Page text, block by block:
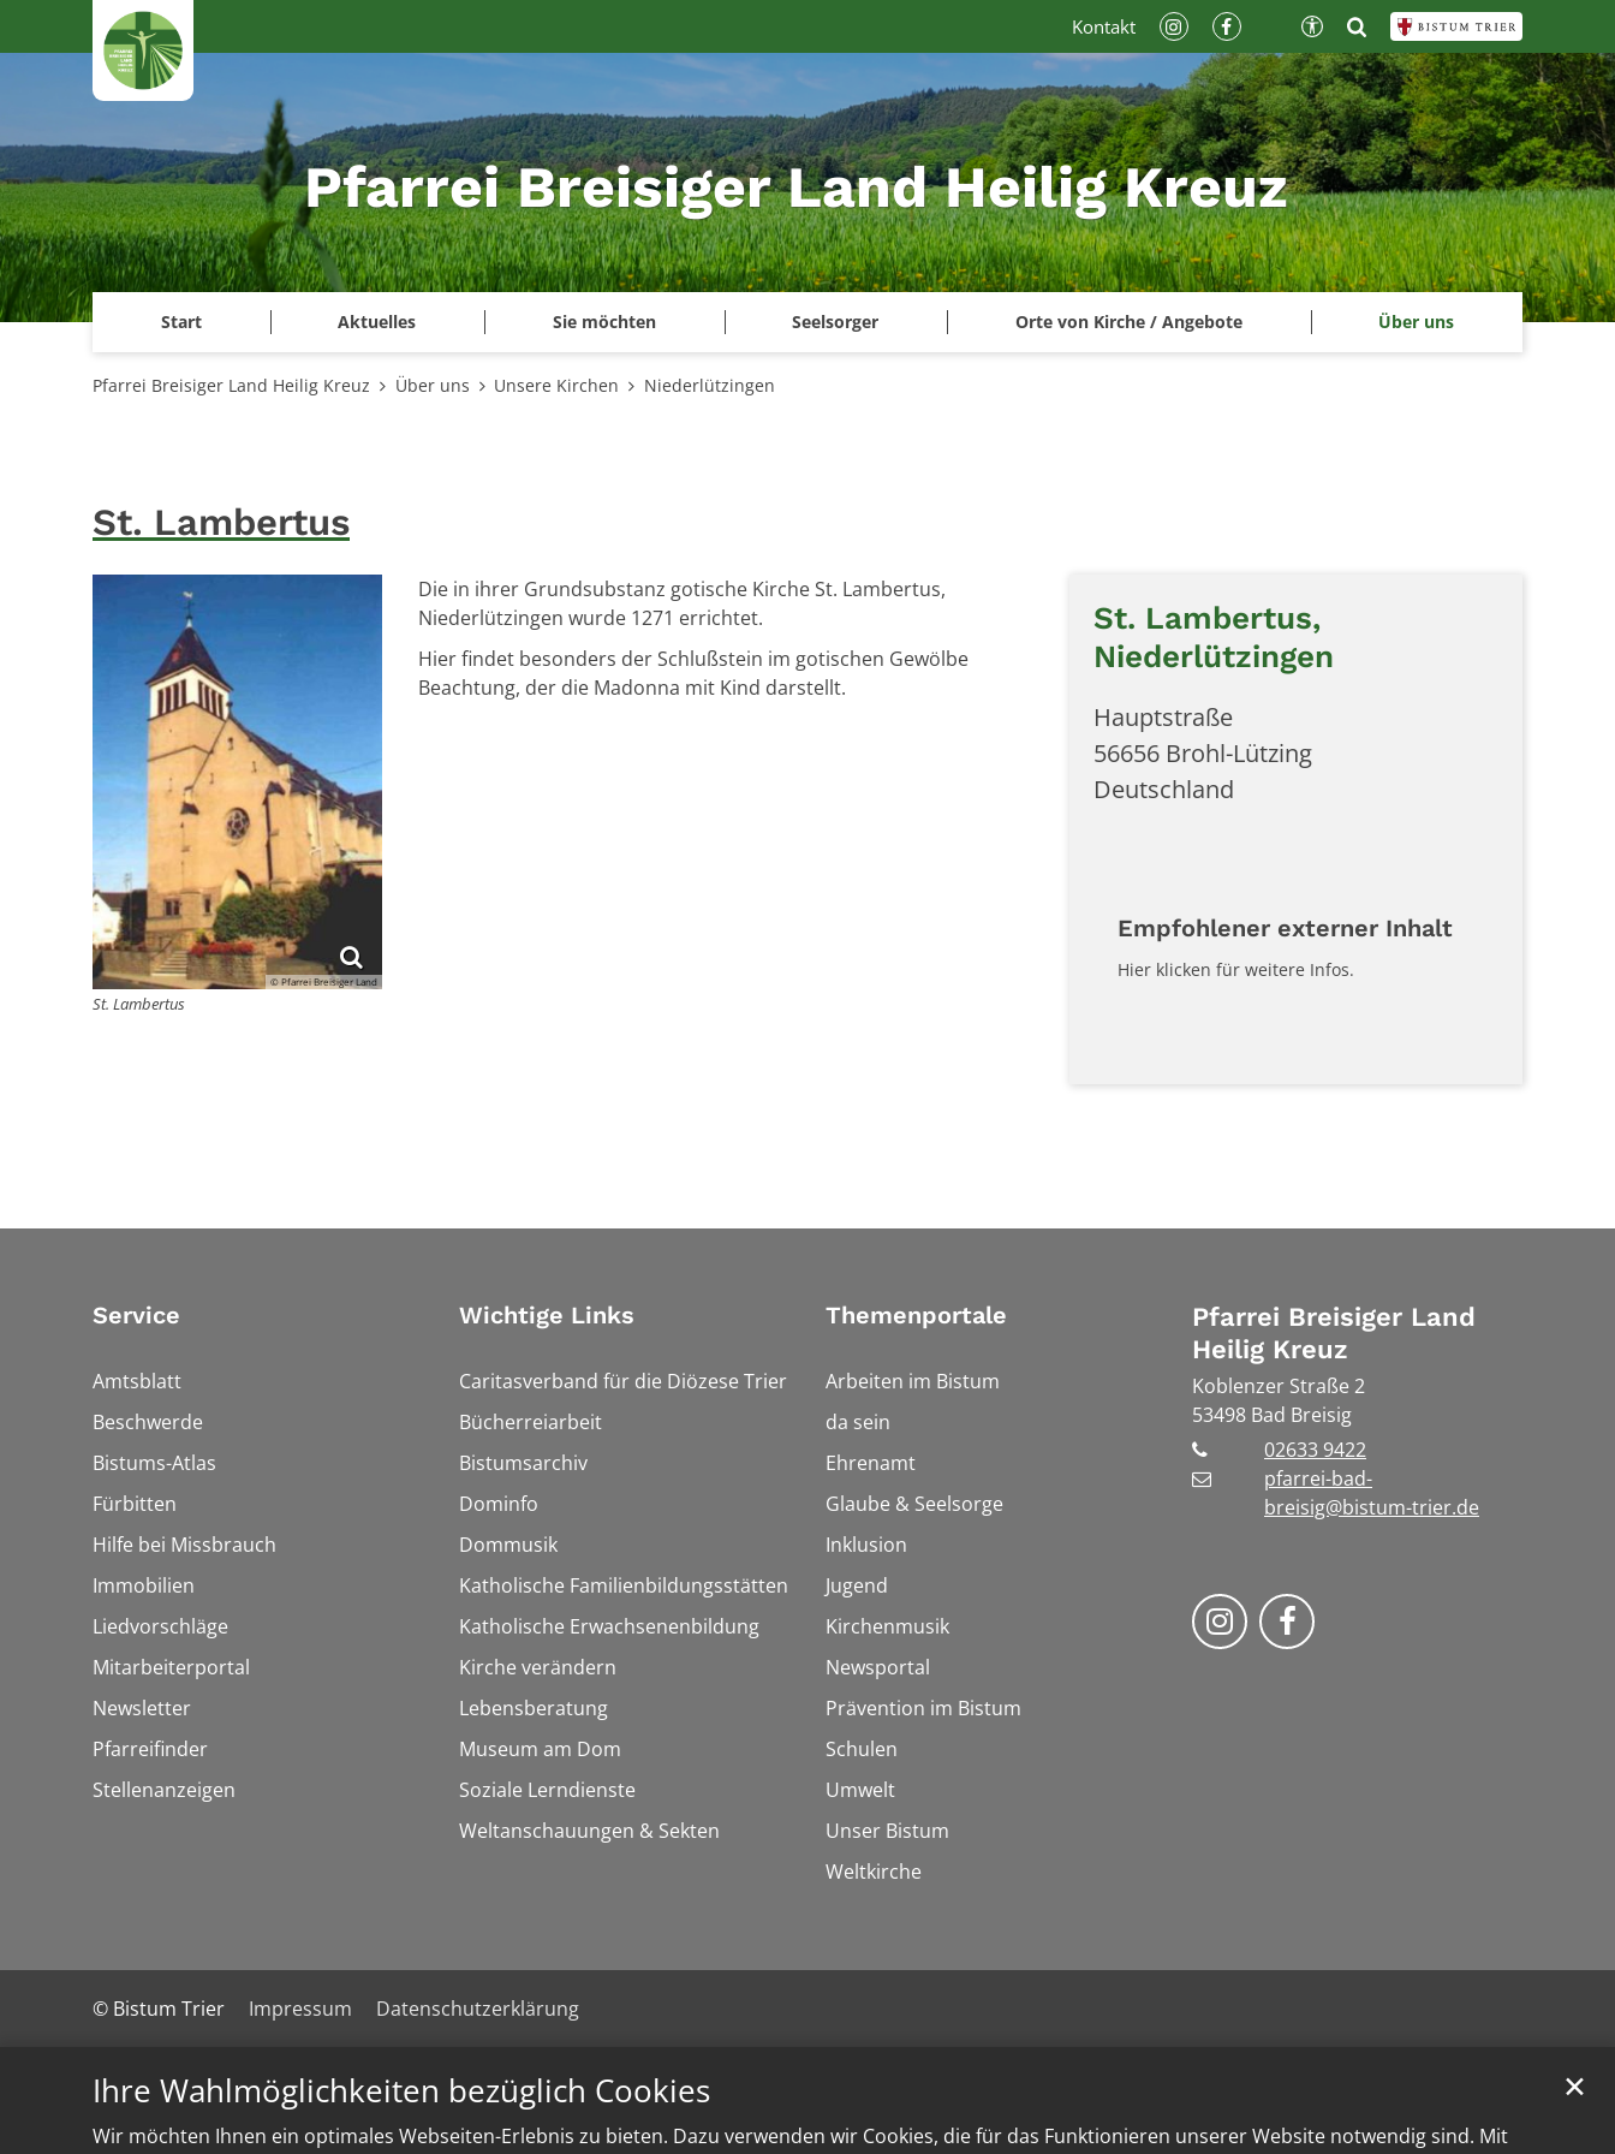
Ihre Wahlmöglichkeiten bezüglich Cookies
Wir möchten Ihnen ein optimales Webseiten-Erlebnis zu bieten. Dazu verwenden wir Cookies, die für das Funktionieren unserer Website notwendig sind. Mit
✕
Zum Inhalt springen
Pfarrei Breisiger Land Heilig Kreuz
Start Aktuelles Sie möchten Seelsorger Orte von Kirche / Angebote Über uns
Kontakt
Pfarrei Breisiger Land Heilig Kreuz Über uns Unsere Kirchen Niederlützingen
St. Lambertus
© Pfarrei Breisiger Land
St. Lambertus
Die in ihrer Grundsubstanz gotische Kirche St. Lambertus,
Niederlützingen wurde 1271 errichtet.
Hier findet besonders der Schlußstein im gotischen Gewölbe
Beachtung, der die Madonna mit Kind darstellt.
St. Lambertus,
Niederlützingen
Hauptstraße
56656 Brohl-Lützing
Deutschland
Empfohlener externer Inhalt
Hier klicken für weitere Infos.
Service
Amtsblatt
Beschwerde
Bistums-Atlas
Fürbitten
Hilfe bei Missbrauch
Immobilien
Liedvorschläge
Mitarbeiterportal
Newsletter
Pfarreifinder
Stellenanzeigen
Wichtige Links
Caritasverband für die Diözese Trier
Bücherreiarbeit
Bistumsarchiv
Dominfo
Dommusik
Katholische Familienbildungsstätten
Katholische Erwachsenenbildung
Kirche verändern
Lebensberatung
Museum am Dom
Soziale Lerndienste
Weltanschauungen & Sekten
Themenportale
Arbeiten im Bistum
da sein
Ehrenamt
Glaube & Seelsorge
Inklusion
Jugend
Kirchenmusik
Newsportal
Prävention im Bistum
Schulen
Umwelt
Unser Bistum
Weltkirche
Pfarrei Breisiger Land
Heilig Kreuz
Koblenzer Straße 2
53498 Bad Breisig
02633 9422
pfarrei-bad-
breisig@bistum-trier.de
Folge uns auf Instragram
Folge uns auf Facebook
© Bistum Trier Impressum Datenschutzerklärung